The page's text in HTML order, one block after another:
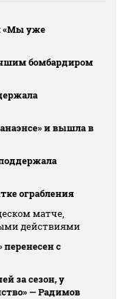
«Мы уже
бомбардиром
и вышла в
ограбления
матче,
действиями
с
за сезон, у
— Радимов